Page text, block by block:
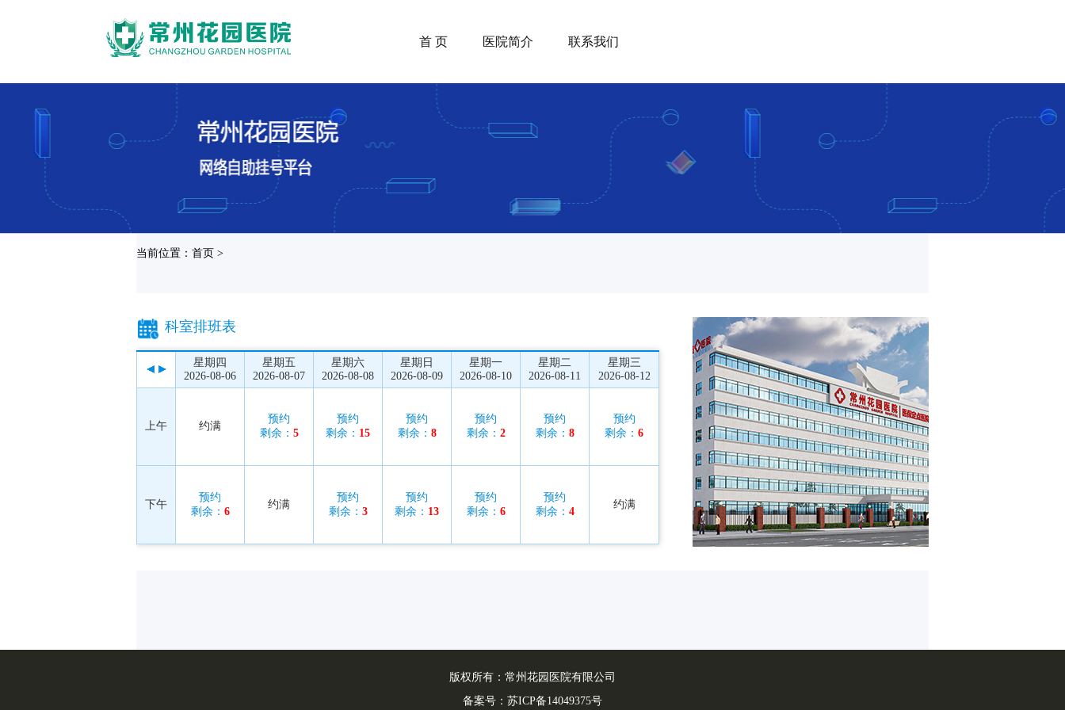
首 页 医院简介 联系我们
当前位置：首页 >
科室排班表
星期四
2026-08-06
星期五
2026-08-07
星期六
2026-08-08
星期日
2026-08-09
星期一
2026-08-10
星期二
2026-08-11
星期三
2026-08-12
上午 约满
预约
剩余： 5
预约
剩余： 15
预约
剩余： 8
预约
剩余： 2
预约
剩余： 8
预约
剩余： 6
下午
预约
剩余： 6
约满
预约
剩余： 3
预约
剩余： 13
预约
剩余： 6
预约
剩余： 4
约满
版权所有：常州花园医院有限公司
备案号： 苏ICP备14049375号